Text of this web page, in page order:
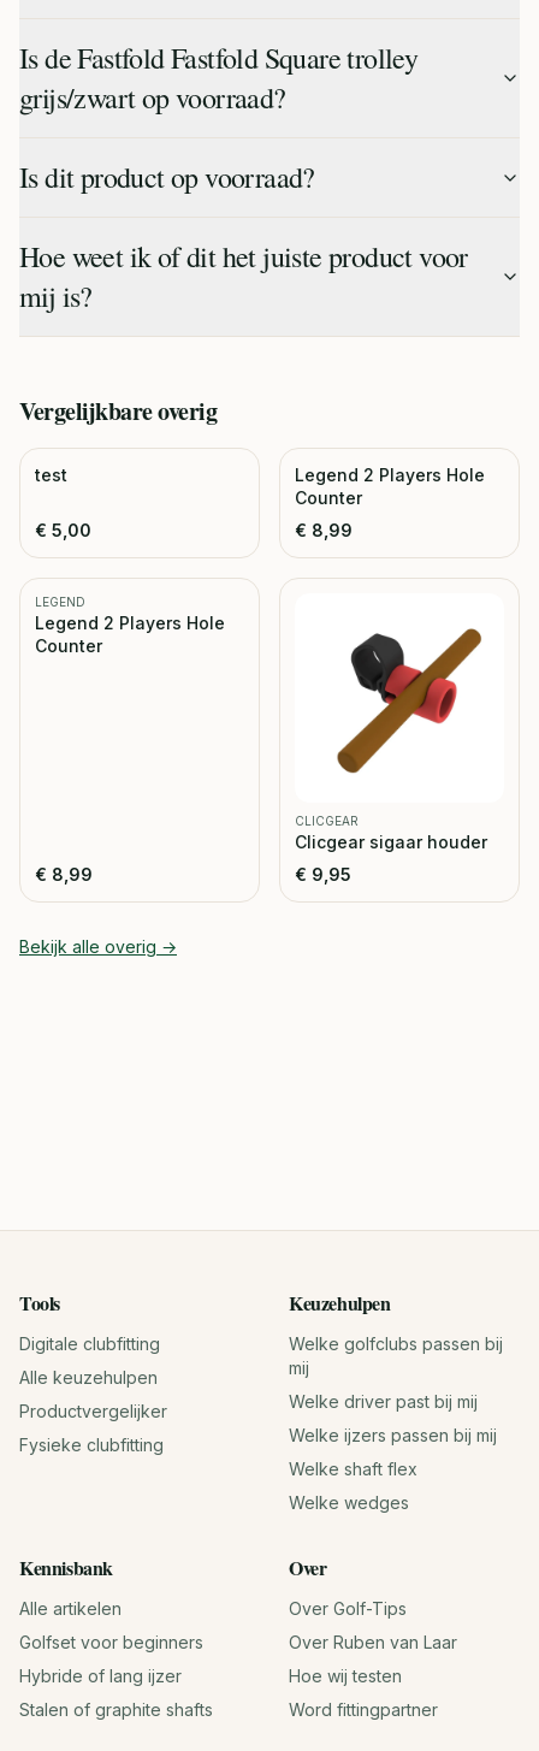
Is de Fastfold Fastfold Square trolley
grijs/zwart op voorraad?
Is dit product op voorraad?
Hoe weet ik of dit het juiste product voor
mij is?
Vergelijkbareoverig
test
€ 5,00
Legend 2 Players Hole
Counter
€ 8,99
LEGEND
Legend 2 Players Hole
Counter
€ 8,99
CLICGEAR
Clicgear sigaar houder
€ 9,95
Bekijk alle overig →
Tools
Digitale clubfitting
Alle keuzehulpen
Productvergelijker
Fysieke clubfitting
Keuzehulpen
Welke golfclubs passen bij
mij
Welke driver past bij mij
Welke ijzers passen bij mij
Welke shaft flex
Welke wedges
Kennisbank
Alle artikelen
Golfset voor beginners
Hybride of lang ijzer
Stalen of graphite shafts
Over
Over Golf-Tips
Over Ruben van Laar
Hoe wij testen
Word fittingpartner